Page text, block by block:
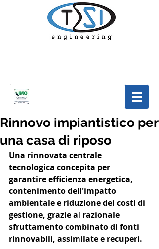
Rinnovo impiantistico per
una casa di riposo
Una rinnovata centrale
tecnologica concepita per
garantire efficienza energetica,
contenimento dell'impatto
ambientale e riduzione dei costi di
gestione, grazie al razionale
sfruttamento combinato di fonti
rinnovabili, assimilate e recuperi.